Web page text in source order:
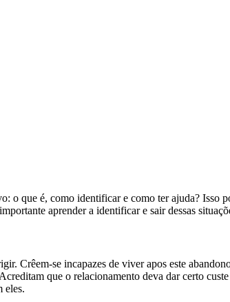
o que é, como identificar e como ter ajuda? Isso
aprender a identificar e sair dessas
Crêem-se incapazes de viver apos este
que o relacionamento deva dar certo
eles.